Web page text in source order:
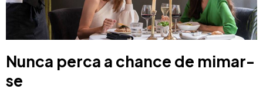
Nunca perca a chance de mimar-
se